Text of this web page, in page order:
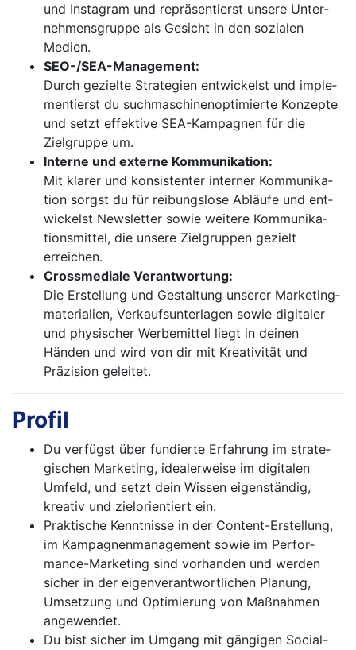
und Instagram und repräsentierst unsere Unter­
neh­mensgruppe als Gesicht in den sozialen
Medien.
SEO-/SEA-Management:
Durch gezielte Strategien entwickelst und imple­
mentierst du suchmaschinenoptimierte Kon­zepte
und setzt effektive SEA-Kampagnen für die
Zielgruppe um.
Interne und externe Kommunikation:
Mit klarer und konsistenter interner Kommunika­
tion sorgst du für reibungslose Abläufe und ent­
wickelst Newsletter sowie weitere Kommunika­
tions­mittel, die unsere Zielgruppen gezielt
erreichen.
Crossmediale Verantwortung:
Die Erstellung und Gestaltung unserer Marketing­
materialien, Verkaufsunterlagen sowie digitaler
und physischer Werbemittel liegt in deinen
Händen und wird von dir mit Kreativität und
Präzision geleitet.
Profil
Du verfügst über fundierte Erfahrung im strate­
gischen Marketing, idealerweise im digitalen
Umfeld, und setzt dein Wissen eigenständig,
kreativ und zielorientiert ein.
Praktische Kenntnisse in der Content-Erstellung,
im Kampagnenmanagement sowie im Perfor­
mance-Marketing sind vorhanden und werden
sicher in der eigenverantwortlichen Planung,
Umsetzung und Optimierung von Maßnahmen
angewendet.
Du bist sicher im Umgang mit gängigen Social-